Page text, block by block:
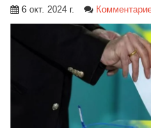
6 окт. 2024 г.